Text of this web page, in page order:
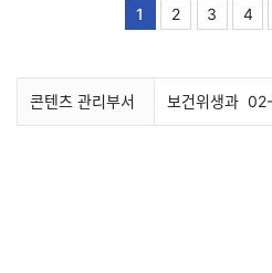
1 2 3 4
콘텐츠 관리부서 보건위생과